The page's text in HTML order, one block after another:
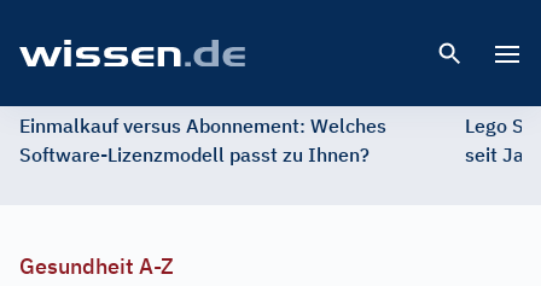
Einmalkauf versus Abonnement: Welches
Software-Lizenzmodell passt zu Ihnen?
Lego
seit
Gesundheit A-Z